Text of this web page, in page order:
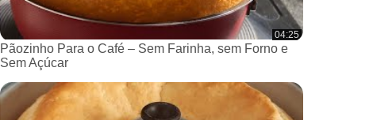
04:25
Pãozinho Para o Café – Sem Farinha, sem Forno e
Sem Açúcar